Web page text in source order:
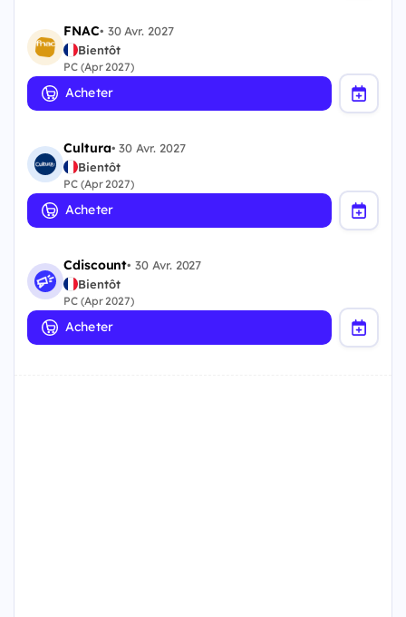
FNAC• 30 Avr. 2027
Bientôt
PC (Apr 2027)
Acheter
Cultura•30 Avr. 2027
Bientôt
PC (Apr 2027)
Acheter
Cdiscount•30 Avr. 2027
Bientôt
PC (Apr 2027)
Acheter